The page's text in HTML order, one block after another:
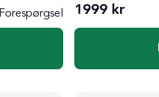
Forespørgsel 1999 kr